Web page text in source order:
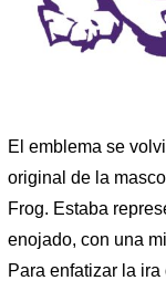
El emblema se
original de la
Frog. Estaba
enojado, con una
Para enfatizar la